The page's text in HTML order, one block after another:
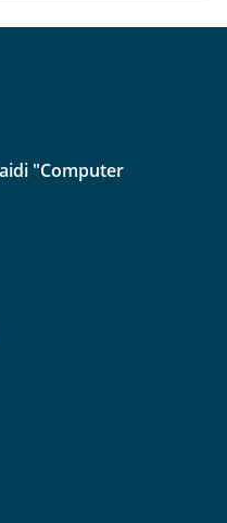
"Computer